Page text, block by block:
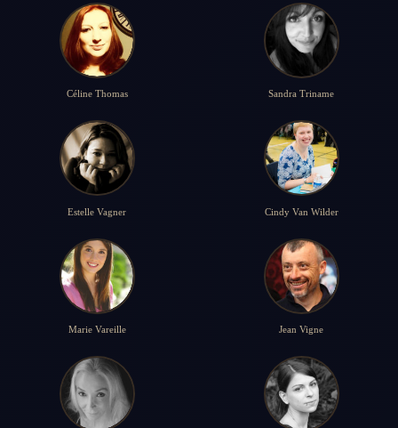
Céline Thomas Sandra Triname
Estelle Vagner Cindy Van Wilder
Marie Vareille Jean Vigne